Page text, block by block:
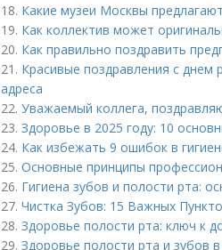
18. Какие музеи Москвы
19. Как коллектив может
20. Как правильно поздравить
21. Красивые поздравления с днем
адреса
22. Уважаемый коллега,
23. Здоровье в 2025 году: 10
24. Как избежать 9 ошибок в
25. Основные принципы
26. Гигиена зубов и полости рта:
27. Чистка Зубов: 15 Важных
28. Здоровье полости рта: ключ к
29. Здоровье полости рта и зубов